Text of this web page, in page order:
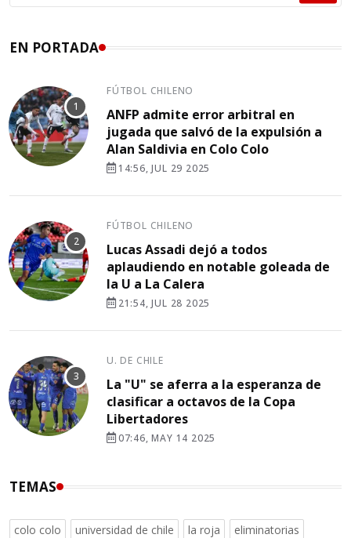
EN PORTADA
FÚTBOL CHILENO
ANFP admite error arbitral en
jugada que salvó de la expulsión a
Alan Saldivia en Colo Colo
14:56, JUL 29 2025
FÚTBOL CHILENO
Lucas Assadi dejó a todos
aplaudiendo en notable goleada de
la U a La Calera
21:54, JUL 28 2025
U. DE CHILE
La "U" se aferra a la esperanza de
clasificar a octavos de la Copa
Libertadores
07:46, MAY 14 2025
TEMAS
colo colo universidad de chile la roja
eliminatorias